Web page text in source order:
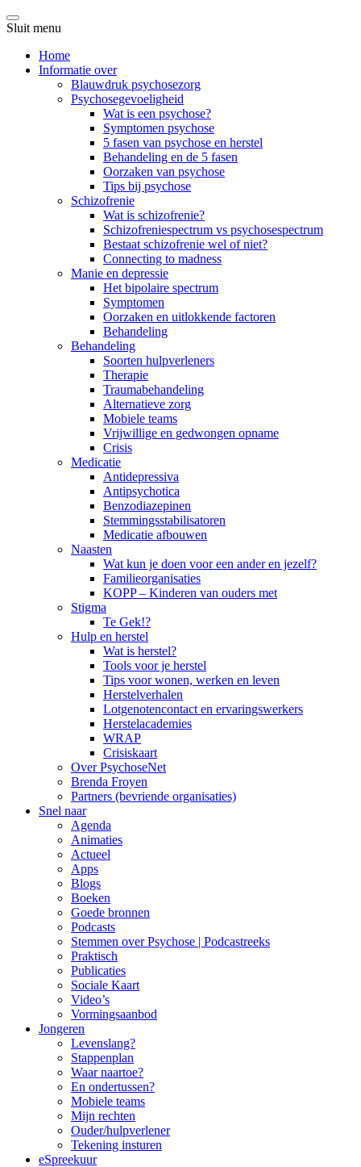
Sluit menu
Home
Informatie over
Blauwdruk psychosezorg
Psychosegevoeligheid
Wat is een psychose?
Symptomen psychose
5 fasen van psychose en herstel
Behandeling en de 5 fasen
Oorzaken van psychose
Tips bij psychose
Schizofrenie
Wat is schizofrenie?
Schizofreniespectrum vs psychosespectrum
Bestaat schizofrenie wel of niet?
Connecting to madness
Manie en depressie
Het bipolaire spectrum
Symptomen
Oorzaken en uitlokkende factoren
Behandeling
Behandeling
Soorten hulpverleners
Therapie
Traumabehandeling
Alternatieve zorg
Mobiele teams
Vrijwillige en gedwongen opname
Crisis
Medicatie
Antidepressiva
Antipsychotica
Benzodiazepinen
Stemmingsstabilisatoren
Medicatie afbouwen
Naasten
Wat kun je doen voor een ander en jezelf?
Familieorganisaties
KOPP – Kinderen van ouders met
Stigma
Te Gek!?
Hulp en herstel
Wat is herstel?
Tools voor je herstel
Tips voor wonen, werken en leven
Herstelverhalen
Lotgenotencontact en ervaringswerkers
Herstelacademies
WRAP
Crisiskaart
Over PsychoseNet
Brenda Froyen
Partners (bevriende organisaties)
Snel naar
Agenda
Animaties
Actueel
Apps
Blogs
Boeken
Goede bronnen
Podcasts
Stemmen over Psychose | Podcastreeks
Praktisch
Publicaties
Sociale Kaart
Video’s
Vormingsaanbod
Jongeren
Levenslang?
Stappenplan
Waar naartoe?
En ondertussen?
Mobiele teams
Mijn rechten
Ouder/hulpverlener
Tekening insturen
eSpreekuur